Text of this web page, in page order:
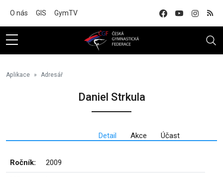
O nás GIS GymTV
Aplikace Adresář
Daniel Strkula
Detail Akce Účast
Ročník: 2009